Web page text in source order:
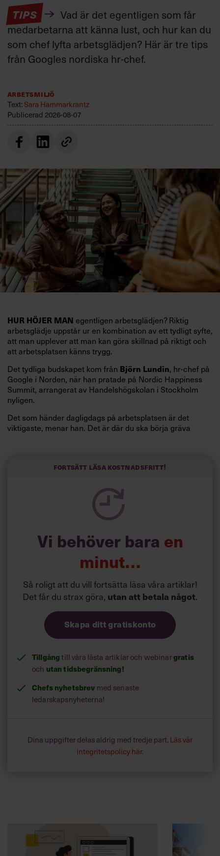
TIPS
Vad är det egentligen som får
medarbetarna att känna lust, och hur kan du
som chef lyfta arbetsglädjen? Här är tre tips
från Googles nordiska hr-chef.
Arbetsmiljö
Text: Sara Hammarkrantz
Publicerad 2026-08-07
HUR HÖJER MAN egentligen arbetsglädjen? Riktig
arbetsglädje uppstår ur en kombination av ett tydligt syfte,
att man upplever att man kan göra skillnad på riktigt och
att arbetsplatsen känns trygg.
Det tydliga budskapet kom från Björn Lundin, hr-chef på
Google i Norden, när han pratade på Nordic Happiness
Summit, arrangerat av Handelshögskolan i Stockholm
nyligen.
Det som händer dagligdags på arbetsplatsen är det
viktigaste, menar han. Det är där du ska börja gräva
och höjt arbetsglädjen på Google:
Fortsätt läsa kostnadsfritt!
Vi behöver bara en
minut…
Så roligt att du vill fortsätta läsa våra artiklar!
Det får du strax göra, utan att betala något.
Skapa ditt gratiskonto
Tillgång till våra låsta artiklar och webinargratis
och utan tidsbegränsning!
Chefs nyhetsbrev med senaste
ledarskapsnyheterna!
Dina uppgifter delas aldrig med tredje part. Läs vår
integritetspolicy här.